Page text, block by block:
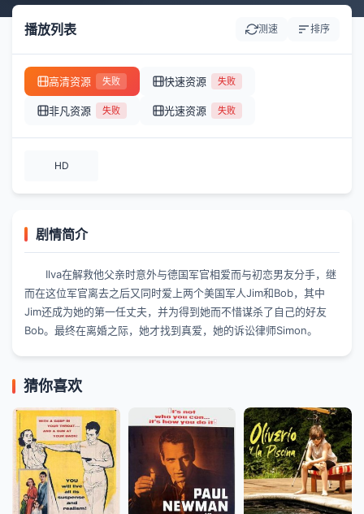
播放列表 测速 排序
高清资源 失败 快速资源 失败
非凡资源 失败 光速资源 失败
HD
剧情简介
Ilva在解救他父亲时意外与德国军官相爱而与初恋男友分手，继
而在这位军官离去之后又同时爱上两个美国军人Jim和Bob，其中
Jim还成为她的第一任丈夫，并为得到她而不惜谋杀了自己的好友
Bob。最终在离婚之际，她才找到真爱，她的诉讼律师Simon。
猜你喜欢